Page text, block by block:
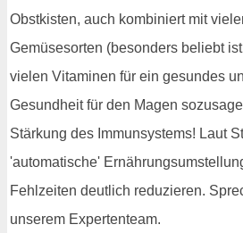
Obstkisten, auch kombiniert mit
Gemüsesorten (besonders beliebt
vielen Vitaminen für ein gesundes
Gesundheit für den Magen
Stärkung des Immunsystems! Laut
'automatische'
Fehlzeiten deutlich reduzieren.
unserem Expertenteam.